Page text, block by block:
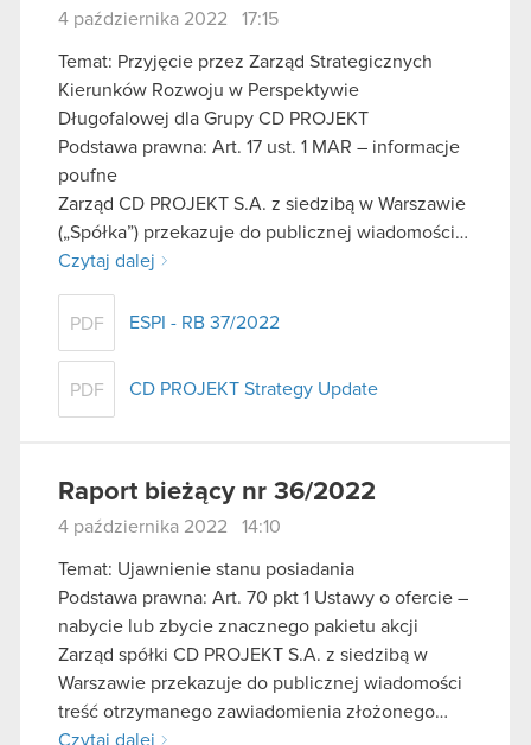
4 października 2022 17:15
Temat: Przyjęcie przez Zarząd Strategicznych
Kierunków Rozwoju w Perspektywie
Długofalowej dla Grupy CD PROJEKT
Podstawa prawna: Art. 17 ust. 1 MAR – informacje
poufne
Zarząd CD PROJEKT S.A. z siedzibą w Warszawie
(„Spółka”) przekazuje do publicznej wiadomości…
Czytaj dalej
PDF ESPI - RB 37/2022
PDF CD PROJEKT Strategy Update
Raport bieżący nr 36/2022
4 października 2022 14:10
Temat: Ujawnienie stanu posiadania
Podstawa prawna: Art. 70 pkt 1 Ustawy o ofercie –
nabycie lub zbycie znacznego pakietu akcji
Zarząd spółki CD PROJEKT S.A. z siedzibą w
Warszawie przekazuje do publicznej wiadomości
treść otrzymanego zawiadomienia złożonego…
Czytaj dalej